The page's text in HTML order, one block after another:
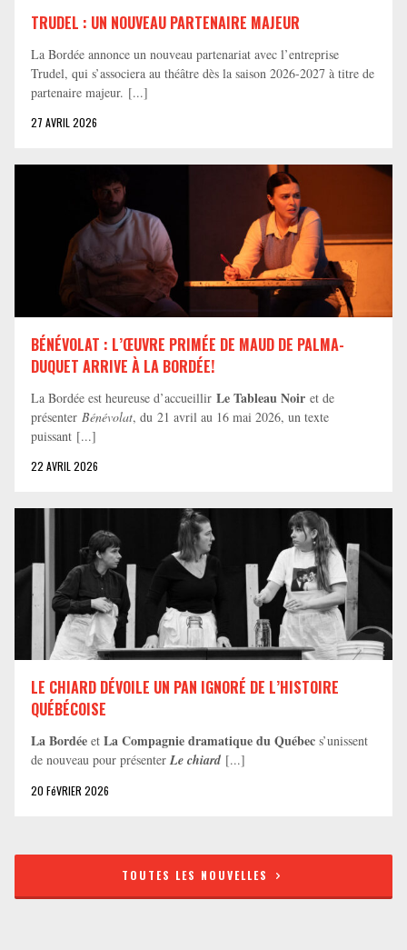
TRUDEL : UN NOUVEAU PARTENAIRE MAJEUR
La Bordée annonce un nouveau partenariat avec l’entreprise
Trudel, qui s’associera au théâtre dès la saison 2026-2027 à titre de
partenaire majeur. [...]
27 AVRIL 2026
BÉNÉVOLAT : L’ŒUVRE PRIMÉE DE MAUD DE PALMA-
DUQUET ARRIVE À LA BORDÉE!
La Bordée est heureuse d’accueillir Le Tableau Noir et de
présenter Bénévolat, du 21 avril au 16 mai 2026, un texte
puissant [...]
22 AVRIL 2026
LE CHIARD DÉVOILE UN PAN IGNORÉ DE L’HISTOIRE
QUÉBÉCOISE
La Bordée et La Compagnie dramatique du Québec s’unissent
de nouveau pour présenter Le chiard [...]
20 FéVRIER 2026
TOUTES LES NOUVELLES